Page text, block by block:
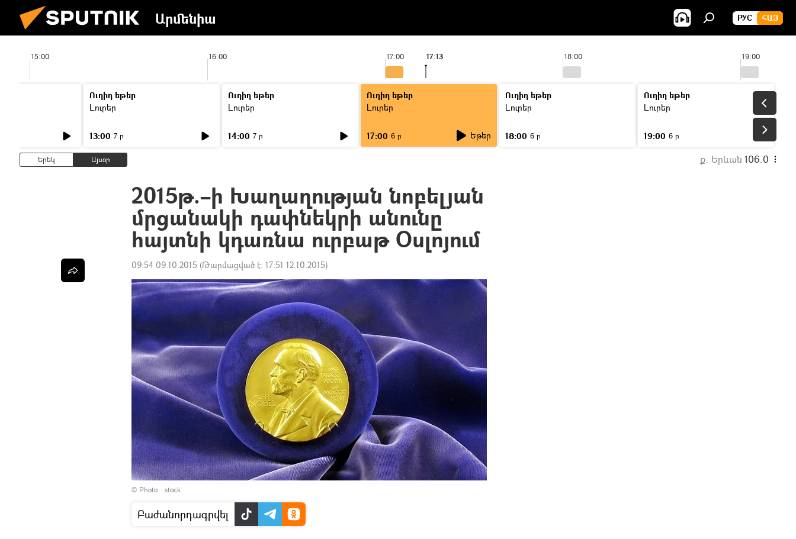
Արմենիա РУС ՀԱՅ
15:00 16:00 17:00 18:00 19:00
17:13
Ուղիղ եթեր
Լուրեր
13:00 7 ր
Ուղիղ եթեր
Լուրեր
14:00 7 ր
Ուղիղ եթեր
Լուրեր
17:00 6 ր Եթեր
Ուղիղ եթեր
Լուրեր
18:00 6 ր
Ուղիղ եթեր
Լուրեր
19:00 6 ր
Երեկ Այսօր ք. Երևան 106.0
2015թ.–ի Խաղաղության նոբելյան
մրցանակի դափնեկրի անունը
հայտնի կդառնա ուրբաթ Օսլոյում
09:54 09.10.2015 (Թարմացված է: 17:51 12.10.2015)
© Photo : stock
Բաժանորդագրվել